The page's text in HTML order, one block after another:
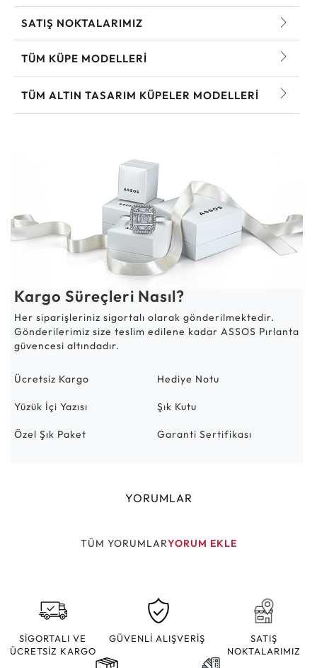
SATIŞ NOKTALARIMIZ
TÜM KÜPE MODELLERI
TÜM ALTIN TASARIM KÜPELER MODELLERI
Kargo Süreçleri Nasıl?
Her siparişleriniz sigortalı olarak gönderilmektedir.
Gönderilerimiz size teslim edilene kadar ASSOS Pırlanta
güvencesi altındadır.
Ücretsiz Kargo Hediye Notu
Yüzük İçi Yazısı Şık Kutu
Özel Şık Paket Garanti Sertifikası
YORUMLAR
TÜM YORUMLARYORUM EKLE
SİGORTALI VE
ÜCRETSİZ KARGO
GÜVENLİ ALIŞVERİŞ
SATIŞ
NOKTALARIMIZ